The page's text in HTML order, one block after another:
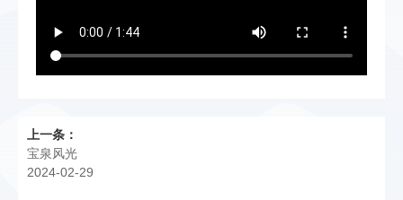
上一条：
宝泉风光
2024-02-29